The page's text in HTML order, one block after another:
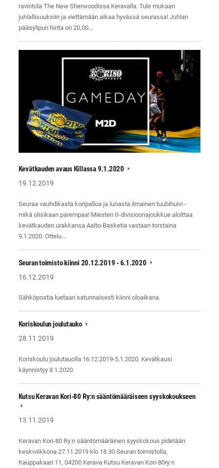
ravintola The New Sherwoodissa Keravalla. Tule mukaan
juhlallisuuksiin ja viettämään aikaa hyvässä seurassa! Juhlan
pääsylipun hinta on 20,00…
Kevätkauden avaus Killassa 9.1.2020
19.12.2019
Seuraa vauhdikasta koripalloa ja lunasta ilmainen tuubihuivi -
mikä olisikaan parempaa! Miesten II-divisioonajoukkue aloittaa
kevätkauden urakkansa Aalto-Basketia vastaan torstaina
9.1.2020. Ottelu…
Seuran toimisto kiinni 20.12.2019 - 6.1.2020
16.12.2019
Sähköpostia luetaan satunnaisesti kiinni oloaikana.
Koriskoulun joulutauko
28.11.2019
Koriskoulu joulutauolla 16.12.2019-5.1.2020. Kevätkausi
käynnistyy 8.1.2020.
Kutsu Keravan Kori-80 Ry:n sääntömääräiseen syyskokoukseen
13.11.2019
Keravan Kori-80 Ry:n sääntömääräinen syyskokous pidetään
keskiviikkona 27.11.2019 klo 18.30 Seuran toimistolla,
Kauppakaari 11, 04200 Kerava Kutsu Keravan Kori-80ry:n